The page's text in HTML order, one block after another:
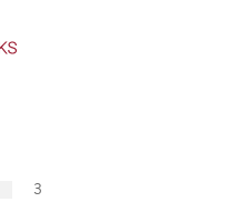
3